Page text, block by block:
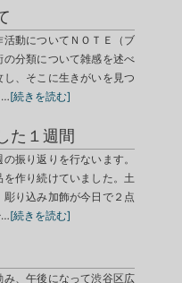
動についてＮＯＴＥ（ブ
分類について雑感を述べ
、そこに生きがいを見つ
…[続きを読む]
た１週間
振り返りを行ないます。
作り続けていました。土
り込み加飾が今日で２点
…[続きを読む]
、午後になって渋谷区広